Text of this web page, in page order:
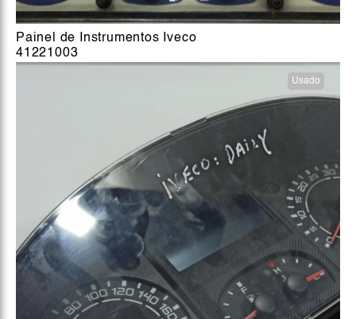
Painel de Instrumentos Iveco
41221003
Usado